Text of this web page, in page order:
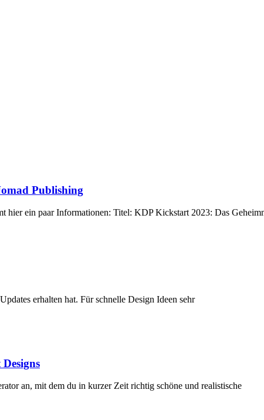
Publishing
ein paar Informationen: Titel: KDP Kickstart 2023: Das
erhalten hat. Für schnelle Design Ideen sehr
an, mit dem du in kurzer Zeit richtig schöne und realistische